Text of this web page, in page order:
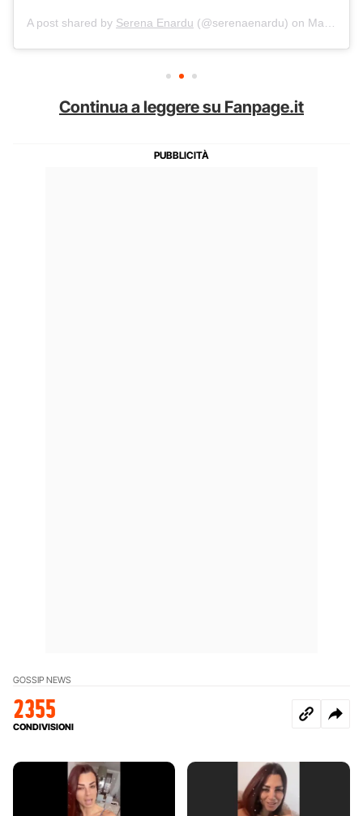
A post shared by Serena Enardu (@serenaenardu) on May 14, 2020 at 6:49am PDT
Continua a leggere su Fanpage.it
GOSSIP NEWS
2355
CONDIVISIONI